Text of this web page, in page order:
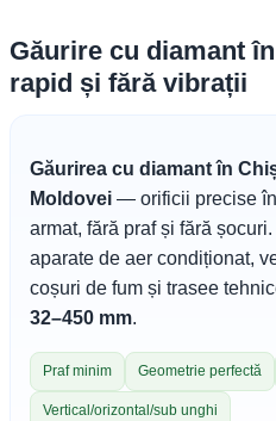
Găurire cu diamant
rapid și fără vibrații
Găurirea cu diamant în
Moldovei — orificii precise
armat, fără praf și fără
aparate de aer condiționat,
coșuri de fum și trasee
32–450 mm.
Praf minim Geometrie perfectă
Vertical/orizontal/sub unghi